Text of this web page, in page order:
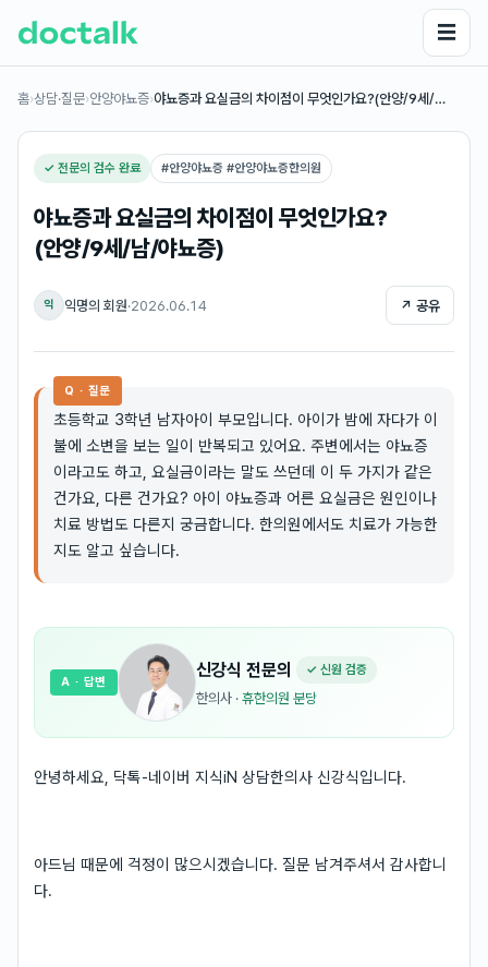
☰
홈›상담·질문›안양야뇨증›야뇨증과 요실금의 차이점이 무엇인가요?(안양/9세/…
✓ 전문의 검수 완료 #안양야뇨증 #안양야뇨증한의원
야뇨증과 요실금의 차이점이 무엇인가요?
(안양/9세/남/야뇨증)
익 익명의 회원·2026.06.14 ↗ 공유
Q · 질문
초등학교 3학년 남자아이 부모입니다. 아이가 밤에 자다가 이
불에 소변을 보는 일이 반복되고 있어요. 주변에서는 야뇨증
이라고도 하고, 요실금이라는 말도 쓰던데 이 두 가지가 같은
건가요, 다른 건가요? 아이 야뇨증과 어른 요실금은 원인이나
치료 방법도 다른지 궁금합니다. 한의원에서도 치료가 가능한
지도 알고 싶습니다.
신강식 전문의 ✓ 신원 검증
한의사 · 휴한의원 분당
A · 답변
안녕하세요, 닥톡-네이버 지식iN 상담한의사 신강식입니다.
아드님 때문에 걱정이 많으시겠습니다. 질문 남겨주셔서 감사합니
다.